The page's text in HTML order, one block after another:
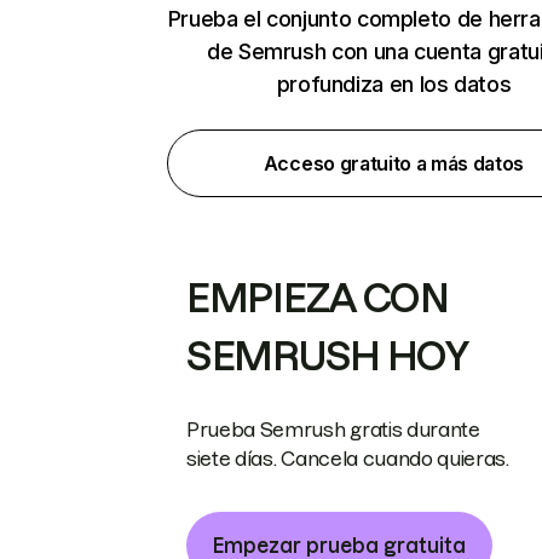
Prueba el conjunto completo de
de Semrush con una cuenta
profundiza en los datos
Acceso gratuito a más datos
EMPIEZA CON
SEMRUSH HOY
Prueba Semrush gratis durante
siete días. Cancela cuando quieras.
Empezar prueba gratuita